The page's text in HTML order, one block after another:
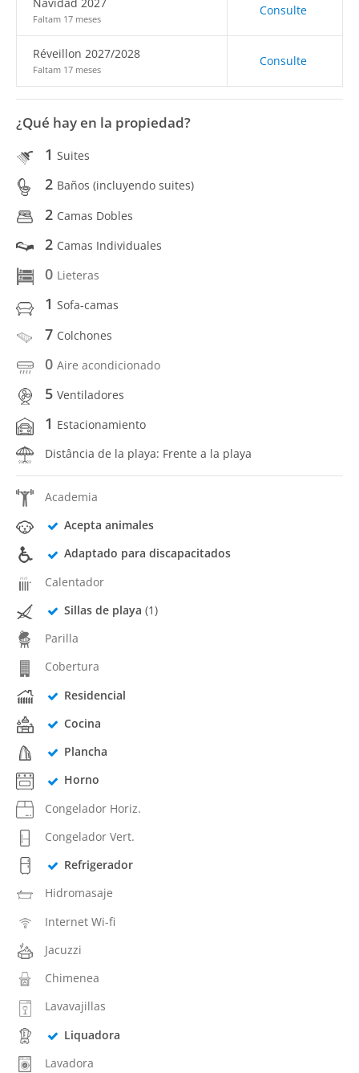
Faltam 17 meses
Consulte
Réveillon 2027/2028
Faltam 17 meses
Consulte
¿Qué hay en la propiedad?
1 Suites
2 Baños (incluyendo suites)
2 Camas Dobles
2 Camas Individuales
0 Lieteras
1 Sofa-camas
7 Colchones
0 Aire acondicionado
5 Ventiladores
1 Estacionamiento
Distância de la playa: Frente a la playa
Academia
Acepta animales
Adaptado para discapacitados
Calentador
Sillas de playa (1)
Parilla
Cobertura
Residencial
Cocina
Plancha
Horno
Congelador Horiz.
Congelador Vert.
Refrigerador
Hidromasaje
Internet Wi-fi
Jacuzzi
Chimenea
Lavavajillas
Liquadora
Lavadora